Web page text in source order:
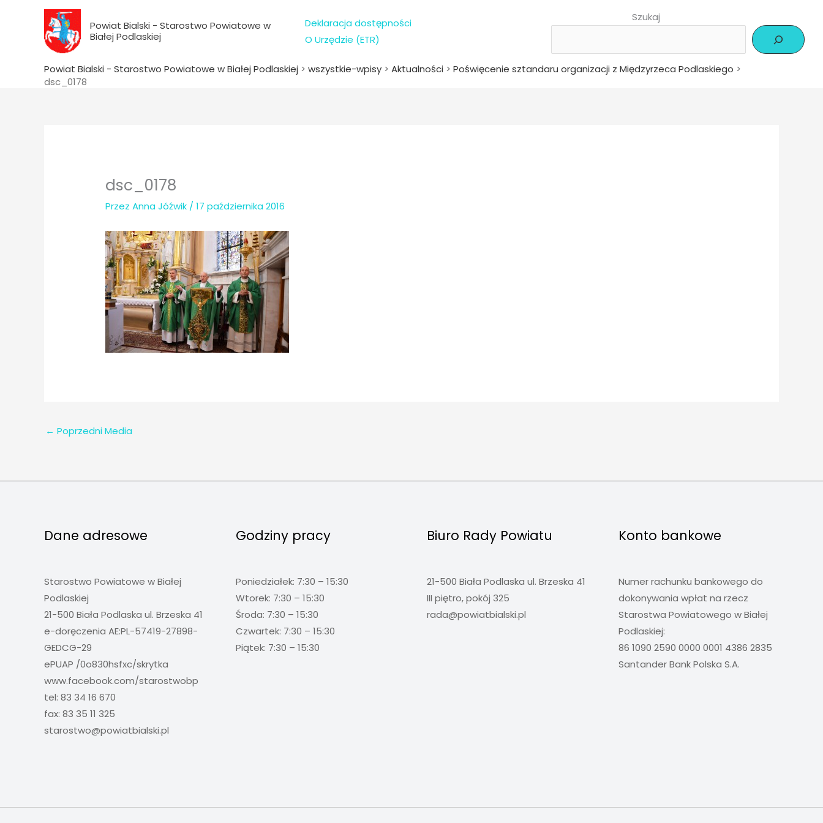
Powiat Bialski - Starostwo Powiatowe w
Białej Podlaskiej
Deklaracja dostępności
O Urzędzie (ETR)
Szukaj
Powiat Bialski - Starostwo Powiatowe w Białej Podlaskiej > wszystkie-wpisy > Aktualności > Poświęcenie sztandaru organizacji z Międzyrzeca Podlaskiego >
dsc_0178
dsc_0178
PrzezAnna Jóźwik /17 października 2016
← Poprzedni Media
Dane adresowe
Starostwo Powiatowe w Białej
Podlaskiej
21-500 Biała Podlaska ul. Brzeska 41
e-doręczenia AE:PL-57419-27898-
GEDCG-29
ePUAP /0o830hsfxc/skrytka
www.facebook.com/starostwobp
tel: 83 34 16 670
fax: 83 35 11 325
starostwo@powiatbialski.pl
Godziny pracy
Poniedziałek: 7:30 – 15:30
Wtorek: 7:30 – 15:30
Środa: 7:30 – 15:30
Czwartek: 7:30 – 15:30
Piątek: 7:30 – 15:30
Biuro Rady Powiatu
21-500 Biała Podlaska ul. Brzeska 41
III piętro, pokój 325
rada@powiatbialski.pl
Konto bankowe
Numer rachunku bankowego do
dokonywania wpłat na rzecz
Starostwa Powiatowego w Białej
Podlaskiej:
86 1090 2590 0000 0001 4386 2835
Santander Bank Polska S.A.